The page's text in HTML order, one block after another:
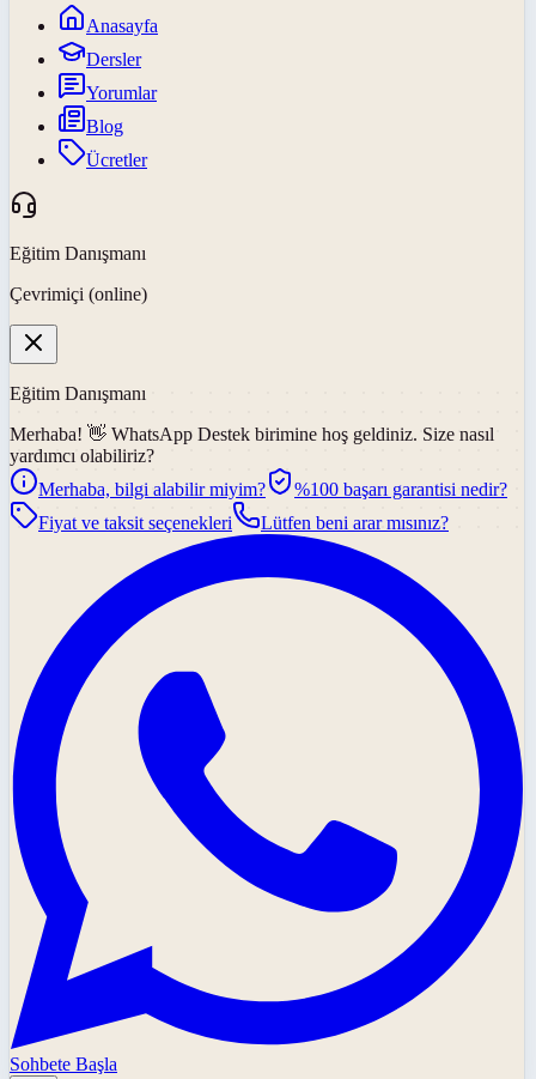
Anasayfa
Dersler
Yorumlar
Blog
Ücretler
Eğitim Danışmanı
Çevrimiçi (online)
Eğitim Danışmanı
Merhaba! 👋 WhatsApp Destek birimine hoş geldiniz. Size nasıl
yardımcı olabiliriz?
Merhaba, bilgi alabilir miyim?
%100 başarı garantisi nedir?
Fiyat ve taksit seçenekleri
Lütfen beni arar mısınız?
Sohbete Başla